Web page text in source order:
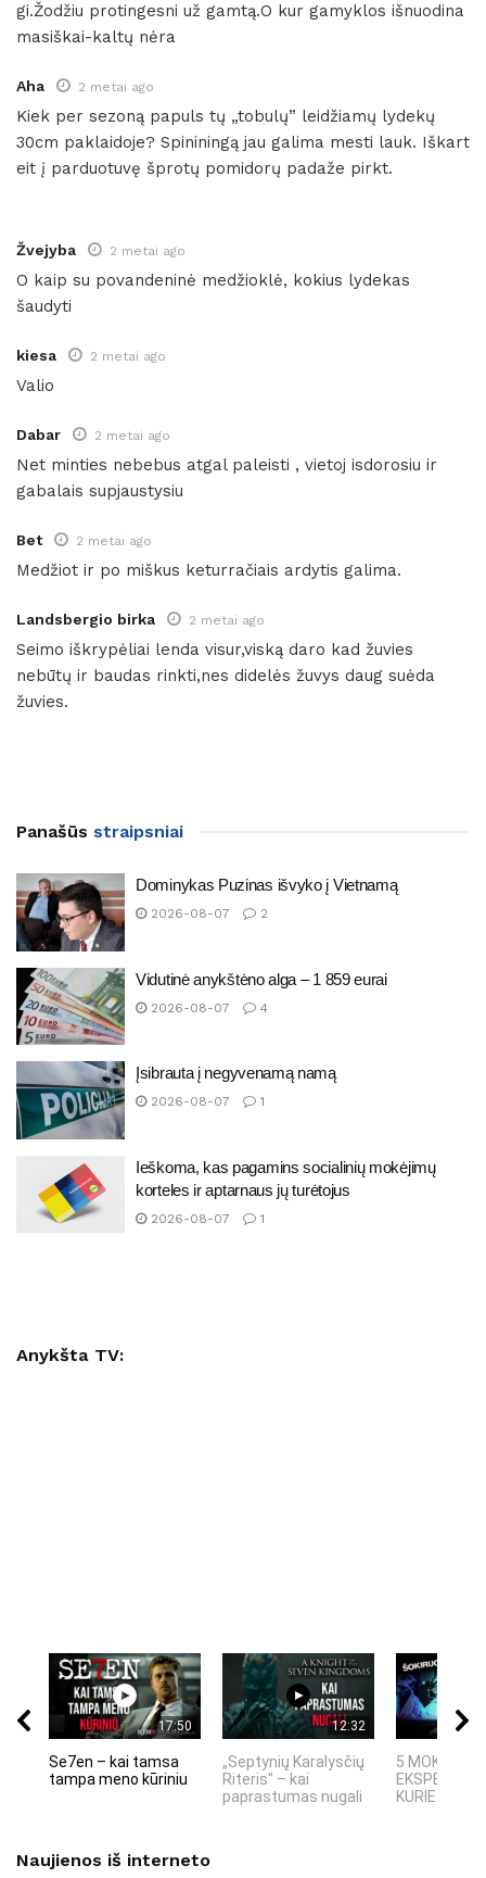
gi.Žodžiu protingesni už gamtą.O kur gamyklos išnuodina
masiškai-kaltų nėra
Aha 2 metai ago
Kiek per sezoną papuls tų „tobulų” leidžiamų lydekų
30cm paklaidoje? Spininingą jau galima mesti lauk. Iškart
eit į parduotuvę šprotų pomidorų padaže pirkt.
Žvejyba 2 metai ago
O kaip su povandeninė medžioklė, kokius lydekas
šaudyti
kiesa 2 metai ago
Valio
Dabar 2 metai ago
Net minties nebebus atgal paleisti , vietoj isdorosiu ir
gabalais supjaustysiu
Bet 2 metai ago
Medžiot ir po miškus keturračiais ardytis galima.
Landsbergio birka 2 metai ago
Seimo iškrypėliai lenda visur,viską daro kad žuvies
nebūtų ir baudas rinkti,nes didelės žuvys daug suėda
žuvies.
Panašūs straipsniai
Dominykas Puzinas išvyko į Vietnamą
2026-08-07 2
Vidutinė anykštėno alga – 1 859 eurai
2026-08-07 4
Įsibrauta į negyvenamą namą
2026-08-07 1
Ieškoma, kas pagamins socialinių mokėjimų
korteles ir aptarnaus jų turėtojus
2026-08-07 1
Anykšta TV:
17:50
Se7en – kai tamsa
tampa meno kūriniu
12:32
„Septynių Karalysčių
Riteris" – kai
paprastumas nugali
5 MOKSLINIAI
KURIE
Naujienos iš interneto